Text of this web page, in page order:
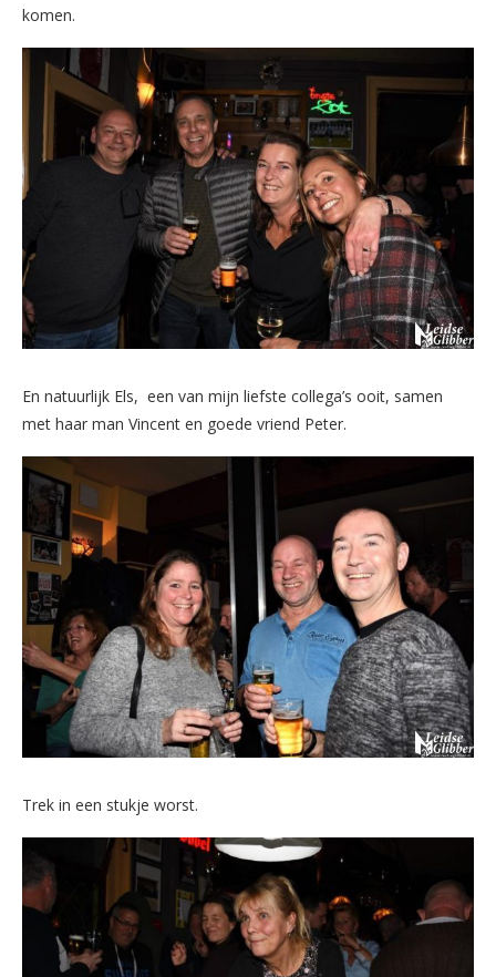
komen.
En natuurlijk Els, een van mijn liefste collega’s ooit, samen
met haar man Vincent en goede vriend Peter.
Trek in een stukje worst.